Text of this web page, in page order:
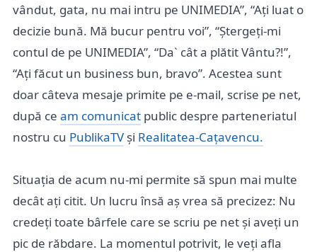
vândut, gata, nu mai intru pe UNIMEDIA”, “Ați luat o
decizie bună. Mă bucur pentru voi”, “Ștergeți-mi
contul de pe UNIMEDIA”, “Da` cât a plătit Vântu?!”,
“Ați făcut un business bun, bravo”. Acestea sunt
doar câteva mesaje primite pe e-mail, scrise pe net,
după ce am comunicat public despre parteneriatul
nostru cu PublikaTV și Realitatea-Cațavencu.
Situația de acum nu-mi permite să spun mai multe
decât ați citit. Un lucru însă aș vrea să precizez: Nu
credeți toate bârfele care se scriu pe net și aveți un
pic de răbdare. La momentul potrivit, le veți afla